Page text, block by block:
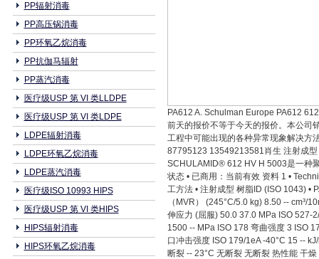
PP辐射消毒
PP高压锅消毒
PP环氧乙烷消毒
PP抗伽马辐射
PP蒸汽消毒
医疗级USP 第 VI 类LLDPE
医疗级USP 第 VI 类LDPE
LDPE辐射消毒
LDPE环氧乙烷消毒
LDPE蒸汽消毒
医疗级ISO 10993 HIPS
医疗级USP 第 VI 类HIPS
HIPS辐射消毒
HIPS环氧乙烷消毒
PA612 A. Schulman Europe PA612
前天的报价不等于今天的报价。本公司
工程中可能出现的各种异常现象解决方
87795123 13549213581肖生 注射成
SCHULAMID® 612 HV H 5003是一种
状态 • 已商用：当前有效 资料 1 •
工方法 • 注射成型 树脂ID (ISO 1043) •
（MVR） (245°C/5.0 kg) 8.50 -- cm³/
伸应力 (屈服) 50.0 37.0 MPa ISO 527-
1500 -- MPa ISO 178 弯曲强度 3 ISO
口冲击强度 ISO 179/1eA -40°C 15 --
断裂 -- 23°C 无断裂 无断裂 热性能 干